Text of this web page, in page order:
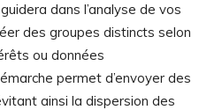
dans l’analyse de vos
des groupes distincts selon
ou données
permet d’envoyer des
ainsi la dispersion des